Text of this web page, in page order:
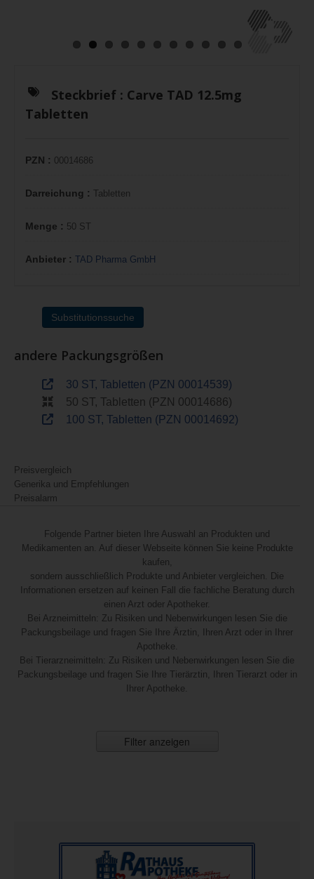
Steckbrief : Carve TAD 12.5mg
Tabletten
PZN : 00014686
Darreichung : Tabletten
Menge : 50 ST
Anbieter : TAD Pharma GmbH
Substitutionssuche
andere Packungsgrößen
30 ST, Tabletten (PZN 00014539)
50 ST, Tabletten (PZN 00014686)
100 ST, Tabletten (PZN 00014692)
Preisvergleich
Generika und Empfehlungen
Preisalarm
Folgende Partner bieten Ihre Auswahl an Produkten und
Medikamenten an. Auf dieser Webseite können Sie keine Produkte
kaufen,
sondern ausschließlich Produkte und Anbieter vergleichen. Die
Informationen ersetzen auf keinen Fall die fachliche Beratung durch
einen Arzt oder Apotheker.
Bei Arzneimitteln: Zu Risiken und Nebenwirkungen lesen Sie die
Packungsbeilage und fragen Sie Ihre Ärztin, Ihren Arzt oder in Ihrer
Apotheke.
Bei Tierarzneimitteln: Zu Risiken und Nebenwirkungen lesen Sie die
Packungsbeilage und fragen Sie Ihre Tierärztin, Ihren Tierarzt oder in
Ihrer Apotheke.
Filter anzeigen